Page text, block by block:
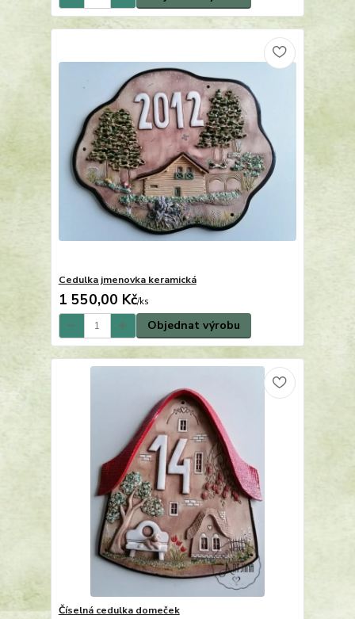
Cedulka jmenovka keramická
1 550,00 Kč/ks
Objednat výrobu
Číselná cedulka domeček